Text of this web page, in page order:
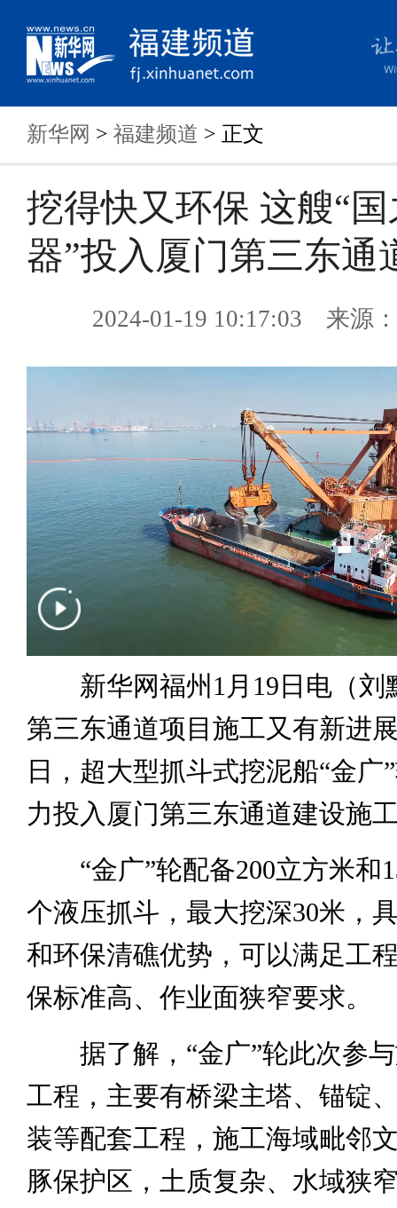
新华网 > 福建频道 > 正文
挖得快又环保 这艘“
器”投入厦门第三东通
2024-01-19 10:17:03 来源
新华网福州1月19日电（刘
第三东通道项目施工又有新进
日，超大型抓斗式挖泥船“金广
力投入厦门第三东通道建设施
“金广”轮配备200立方米和
个液压抓斗，最大挖深30米，
和环保清礁优势，可以满足工
保标准高、作业面狭窄要求。
据了解，“金广”轮此次参
工程，主要有桥梁主塔、锚锭
装等配套工程，施工海域毗邻
豚保护区，土质复杂、水域狭